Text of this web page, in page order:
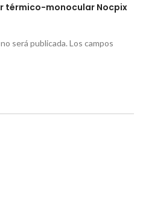
térmico-monocular Nocpix
será publicada. Los campos